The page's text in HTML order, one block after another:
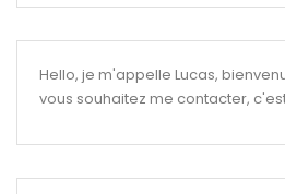
Hello, je m'appelle Lucas,
vous souhaitez me contacter,